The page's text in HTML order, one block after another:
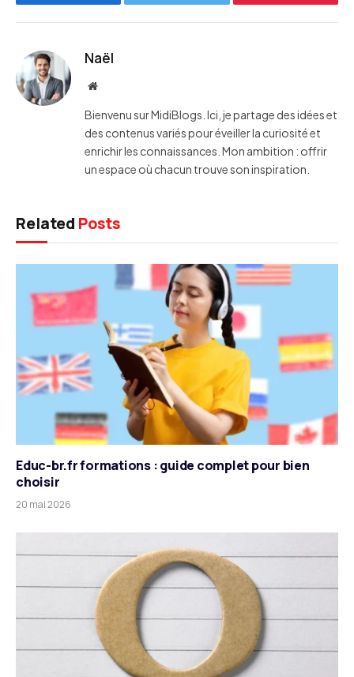
Facebook Twitter Pinterest
Naël
Website
Bienvenu sur MidiBlogs. Ici, je partage des idées et
des contenus variés pour éveiller la curiosité et
enrichir les connaissances. Mon ambition : offrir
un espace où chacun trouve son inspiration.
Related Posts
Educ-br.fr formations : guide complet pour bien
choisir
20 mai 2026